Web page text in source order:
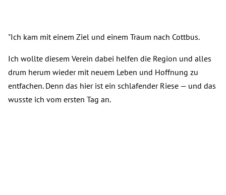
"Ich kam mit einem Ziel und einem Traum nach Cottbus.
Ich wollte diesem Verein dabei helfen die Region und alles
drum herum wieder mit neuem Leben und Hoffnung zu
entfachen. Denn das hier ist ein schlafender Riese — und das
wusste ich vom ersten Tag an.